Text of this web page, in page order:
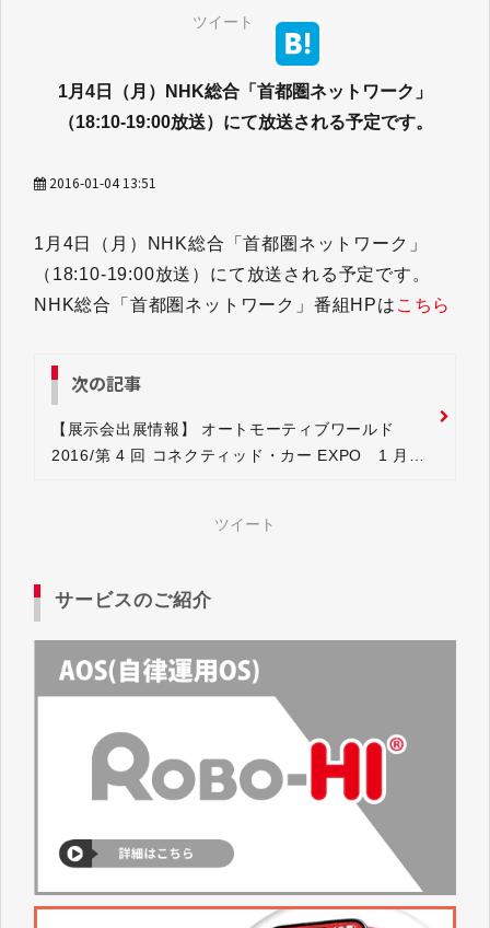
ツイート
1月4日（月）NHK総合「首都圏ネットワーク」
（18:10-19:00放送）にて放送される予定です。
2016-01-04 13:51
1月4日（月）NHK総合「首都圏ネットワーク」
（18:10-19:00放送）にて放送される予定です。
NHK総合「首都圏ネットワーク」番組HPは こちら
次の記事
【展示会出展情報】 オートモーティブワールド
2016/第 4 回 コネクティッド・カー EXPO 1 月
ツイート
サービスのご紹介